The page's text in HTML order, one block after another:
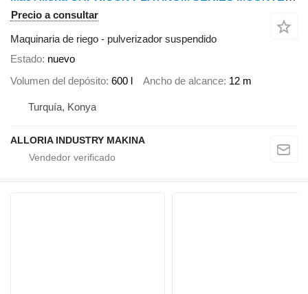
Precio a consultar
Maquinaria de riego - pulverizador suspendido
Estado nuevo
Volumen del depósito 600 l Ancho de alcance 12 m
Turquía, Konya
ALLORIA INDUSTRY MAKINA